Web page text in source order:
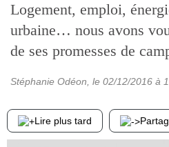
Logement, emploi,
urbaine… nous avons
de ses promesses de
Stéphanie Odéon , le 02/12/2016 à
Lire plus tard